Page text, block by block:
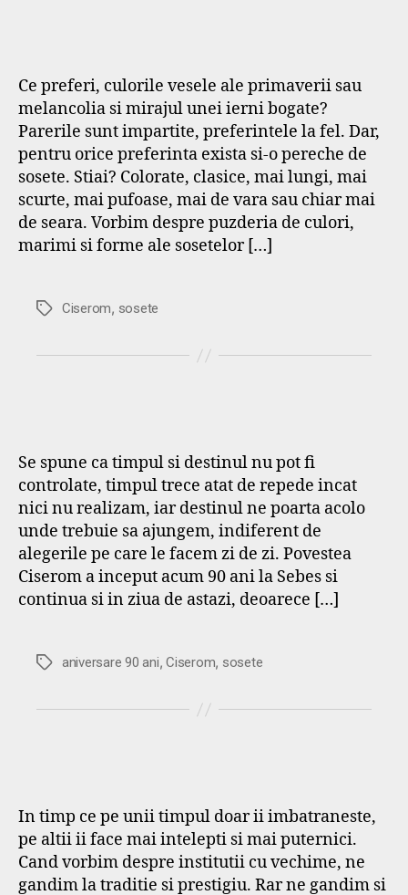
Ce preferi, culorile vesele ale primaverii sau
melancolia si mirajul unei ierni bogate?
Parerile sunt impartite, preferintele la fel. Dar,
pentru orice preferinta exista si-o pereche de
sosete. Stiai? Colorate, clasice, mai lungi, mai
scurte, mai pufoase, mai de vara sau chiar mai
de seara. Vorbim despre puzderia de culori,
marimi si forme ale sosetelor […]
Etichete
Ciserom, sosete
Se spune ca timpul si destinul nu pot fi
controlate, timpul trece atat de repede incat
nici nu realizam, iar destinul ne poarta acolo
unde trebuie sa ajungem, indiferent de
alegerile pe care le facem zi de zi. Povestea
Ciserom a inceput acum 90 ani la Sebes si
continua si in ziua de astazi, deoarece […]
Eticheteaniversare 90 ani,Ciserom, sosete
In timp ce pe unii timpul doar ii imbatraneste,
pe altii ii face mai intelepti si mai puternici.
Cand vorbim despre institutii cu vechime, ne
gandim la traditie si prestigiu. Rar ne gandim si